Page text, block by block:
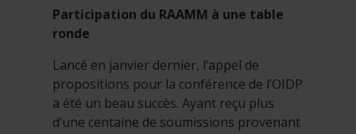
Participation du RAAMM à une table
ronde
Lancé en janvier dernier, l’appel de
propositions pour la conférence de l’OIDP
a été un beau succès. Ayant reçu plus
d’une centaine de soumissions provenant